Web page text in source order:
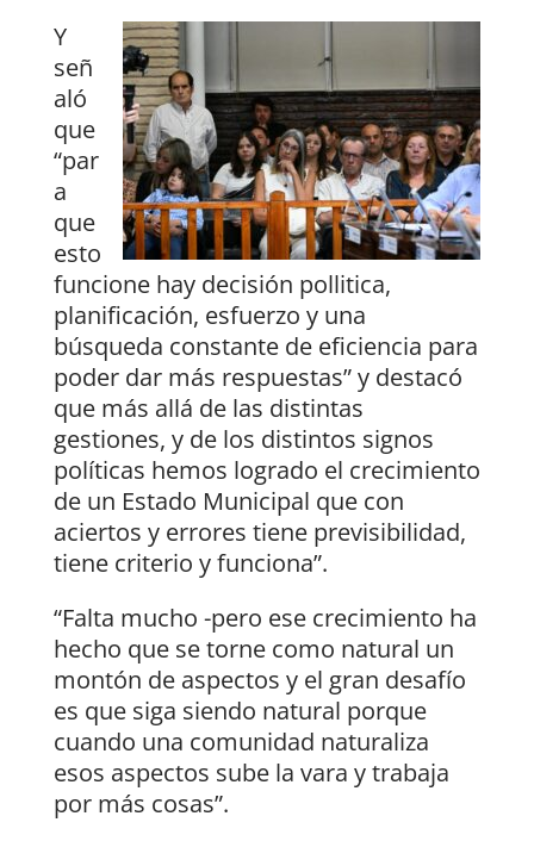
Y
señ
aló
que
“par
a
que
esto
funcione hay decisión pollitica,
planificación, esfuerzo y una
búsqueda constante de eficiencia para
poder dar más respuestas” y destacó
que más allá de las distintas
gestiones, y de los distintos signos
políticas hemos logrado el crecimiento
de un Estado Municipal que con
aciertos y errores tiene previsibilidad,
tiene criterio y funciona”.
“Falta mucho -pero ese crecimiento ha
hecho que se torne como natural un
montón de aspectos y el gran desafío
es que siga siendo natural porque
cuando una comunidad naturaliza
esos aspectos sube la vara y trabaja
por más cosas”.